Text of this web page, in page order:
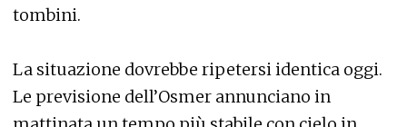
tombini.
La situazione dovrebbe ripetersi identica oggi.
Le previsione dell’Osmer annunciano in